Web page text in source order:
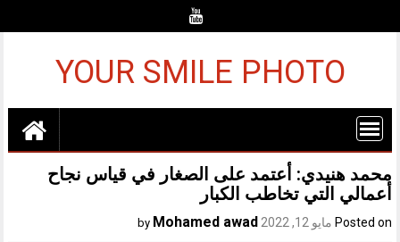
YOUR SMILE PHOTO
محمد هنيدي: أعتمد على الصغار في قياس نجاح
أعمالي التي تخاطب الكبار
Posted on مايو 12, 2022 Mohamed awad